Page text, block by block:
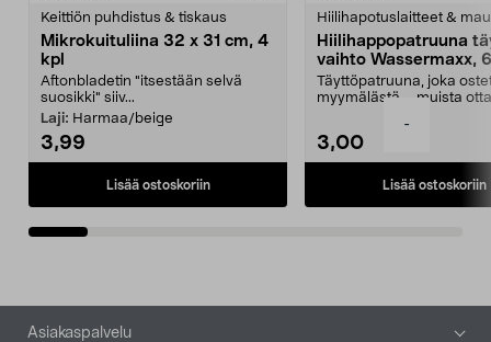
-
Keittiön puhdistus & tiskaus
Mikrokuituliina 32 x 31 cm, 4
kpl
Aftonbladetin "itsestään selvä
suosikki" siiv...
Laji: Harmaa/beige
3,99
Lisää ostoskoriin
Hiilihapotuslaitteet &
Hiilihappopatruuna
vaihto Wassermaxx,
Täyttöpatruuna, joka
myymälästä – muista
3,00
Lisää ostoskoriin
Alatunniste
Asiakaspalvelu